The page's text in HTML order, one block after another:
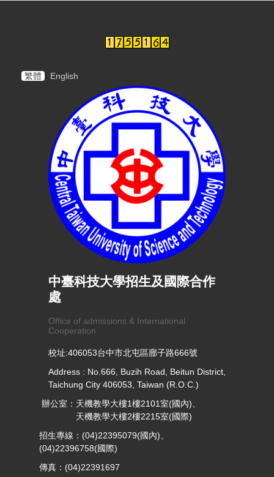
繁體 English
中臺科技大學招生及國際合作
處
Office of admissions & International
Cooperation
校址:406053台中市北屯區廍子路666號
Address : No.666, Buzih Road, Beitun District,
Taichung City 406053, Taiwan (R.O.C.)
辦公室：天機教學大樓1樓2101室(國內)、
天機教學大樓2樓2215室(國際)
招生專線：(04)22395079(國內)、
(04)22396758(國際)
傳真：(04)22391697